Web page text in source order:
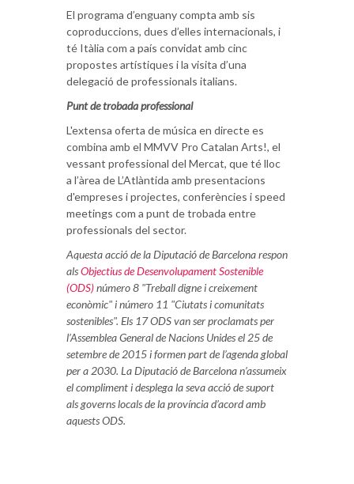
El programa d’enguany compta amb sis
coproduccions, dues d’elles internacionals, i
té Itàlia com a país convidat amb cinc
propostes artístiques i la visita d’una
delegació de professionals italians.
Punt de trobada professional
L'extensa oferta de música en directe es
combina amb el MMVV Pro Catalan Arts!, el
vessant professional del Mercat, que té lloc
a l’àrea de L’Atlàntida amb presentacions
d'empreses i projectes, conferències i speed
meetings com a punt de trobada entre
professionals del sector.
Aquesta acció de la Diputació de Barcelona respon
alsObjectius de Desenvolupament Sostenible
(ODS)número 8 "Treball digne i creixement
econòmic" i número 11 "Ciutats i comunitats
sostenibles". Els 17 ODS van ser proclamats per
l’Assemblea General de Nacions Unides el 25 de
setembre de 2015 i formen part de l’agenda global
per a 2030. La Diputació de Barcelona n’assumeix
el compliment i desplega la seva acció de suport
als governs locals de la província d’acord amb
aquests ODS.